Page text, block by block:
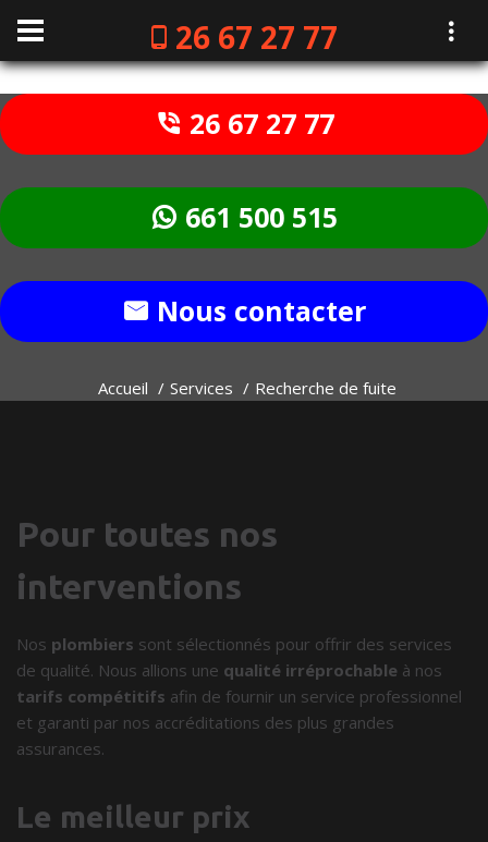
26 67 27 77
26 67 27 77
661 500 515
Nous contacter
Accueil Services Recherche de fuite
Pour toutes nos
interventions
Nos plombiers sont sélectionnés pour offrir des services
de qualité. Nous allions une qualité irréprochable à nos
tarifs compétitifs afin de fournir un service professionnel
et garanti par nos accréditations des plus grandes
assurances.
Le meilleur prix